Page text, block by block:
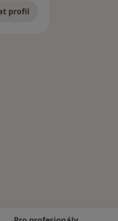
profil